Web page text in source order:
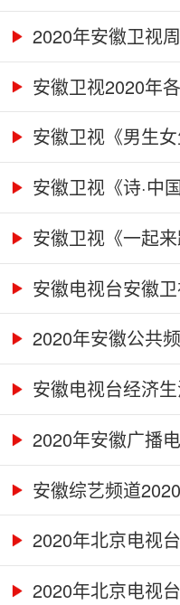
2020年安徽卫视
安徽卫视2020年
安徽卫视《男生
安徽卫视《诗·中
安徽卫视《一起
安徽电视台安徽
合...2020年安徽公共
安徽电视台经济
2020年安徽广播
安徽综艺频道
2020年北京电视
2020年北京电视